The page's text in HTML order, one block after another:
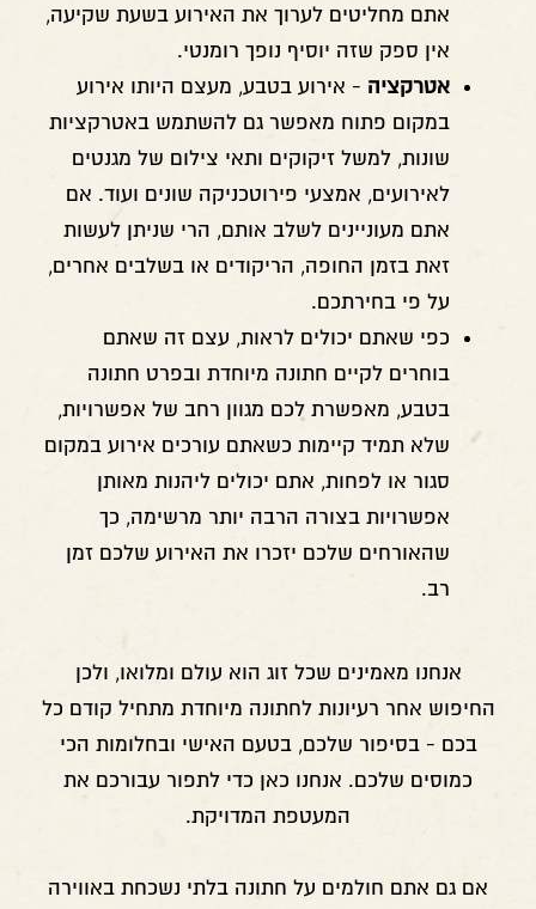
אתם מחליטים לערוך את האירוע בשעת שקיעה,
אין ספק שזה יוסיף נופך רומנטי.
אטרקציה - אירוע בטבע, מעצם היותו אירוע
במקום פתוח מאפשר גם להשתמש באטרקציות
שונות, למשל זיקוקים ותאי צילום של מגנטים
לאירועים, אמצעי פירוטכניקה שונים ועוד. אם
אתם מעוניינים לשלב אותם, הרי שניתן לעשות
זאת בזמן החופה, הריקודים או בשלבים אחרים,
על פי בחירתכם.
כפי שאתם יכולים לראות, עצם זה שאתם
בוחרים לקיים חתונה מיוחדת ובפרט חתונה
בטבע, מאפשרת לכם מגוון רחב של אפשרויות,
שלא תמיד קיימות כשאתם עורכים אירוע במקום
סגור או לפחות, אתם יכולים ליהנות מאותן
אפשרויות בצורה הרבה יותר מרשימה, כך
שהאורחים שלכם יזכרו את האירוע שלכם זמן
רב.
אנחנו מאמינים שכל זוג הוא עולם ומלואו, ולכן
החיפוש אחר רעיונות לחתונה מיוחדת מתחיל קודם כל
בכם - בסיפור שלכם, בטעם האישי ובחלומות הכי
כמוסים שלכם. אנחנו כאן כדי לתפור עבורכם את
המעטפת המדויקת.
אם גם אתם חולמים על חתונה בלתי נשכחת באווירה